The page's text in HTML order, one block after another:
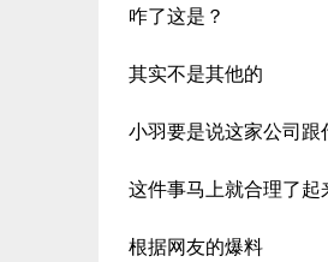
咋了这是？
其实不是其他的
小羽要是说这家公司跟
这件事马上就合理了起
根据网友的爆料